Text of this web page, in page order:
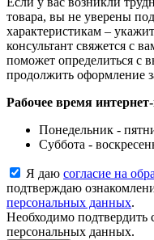
товара, вы не уверены
характеристикам –
консультант свяжется с
поможет определиться с
продолжить оформление
Рабочее время
Понедельник -
Суббота -
Я даю согласие на
подтверждаю
персональных данных.
Необходимо подтвердить
персональных данных.